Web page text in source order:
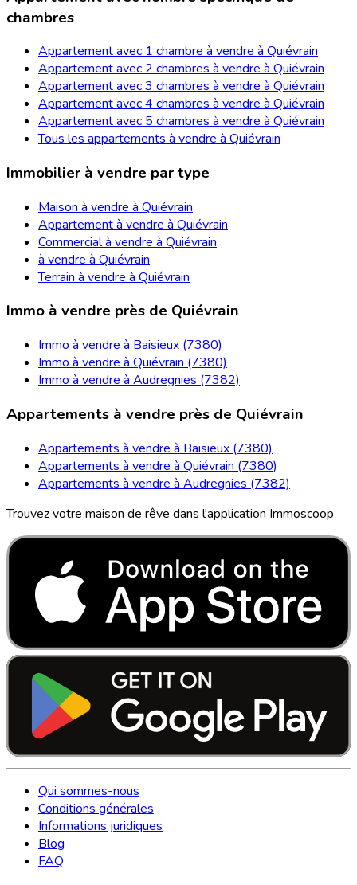
chambres
Appartement avec 1 chambre à vendre à Quiévrain
Appartement avec 2 chambres à vendre à Quiévrain
Appartement avec 3 chambres à vendre à Quiévrain
Appartement avec 4 chambres à vendre à Quiévrain
Appartement avec 5 chambres à vendre à Quiévrain
Tous les appartements à vendre à Quiévrain
Immobilier à vendre par type
Maison à vendre à Quiévrain
Appartement à vendre à Quiévrain
Commercial à vendre à Quiévrain
à vendre à Quiévrain
Terrain à vendre à Quiévrain
Immo à vendre près de Quiévrain
Immo à vendre à Baisieux (7380)
Immo à vendre à Quiévrain (7380)
Immo à vendre à Audregnies (7382)
Appartements à vendre près de Quiévrain
Appartements à vendre à Baisieux (7380)
Appartements à vendre à Quiévrain (7380)
Appartements à vendre à Audregnies (7382)
Trouvez votre maison de rêve dans l'application Immoscoop
Qui sommes-nous
Conditions générales
Informations juridiques
Blog
FAQ